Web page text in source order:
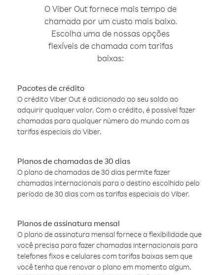
O Viber Out fornece mais tempo de
chamada por um custo mais baixo.
Escolha uma de nossas opções
flexíveis de chamada com tarifas
baixas:
Pacotes de crédito
O crédito Viber Out é adicionado ao seu saldo ao
adquirir qualquer valor. Com o crédito, é possível fazer
chamadas para qualquer número do mundo com as
tarifas especiais do Viber.
Planos de chamadas de 30 dias
O plano de chamadas de 30 dias permite fazer
chamadas internacionais para o destino escolhido pelo
período de 30 dias com as tarifas especiais do Viber.
Planos de assinatura mensal
O plano de assinatura mensal fornece a flexibilidade que
você precisa para fazer chamadas internacionais para
telefones fixos e celulares com tarifas baixas sem que
você tenha que renovar o plano em momento algum.